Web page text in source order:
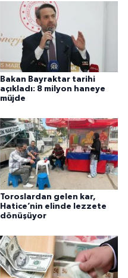
Bakan Bayraktar tarihi
açıkladı: 8 milyon haneye
müjde
Toroslardan gelen kar,
Hatice’nin elinde lezzete
dönüşüyor